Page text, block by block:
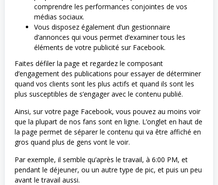
comprendre les performances conjointes de vos
médias sociaux.
Vous disposez également d’un gestionnaire
d’annonces qui vous permet d’examiner tous les
éléments de votre publicité sur Facebook.
Faites défiler la page et regardez le composant
d’engagement des publications pour essayer de déterminer
quand vos clients sont les plus actifs et quand ils sont les
plus susceptibles de s’engager avec le contenu publié.
Ainsi, sur votre page Facebook, vous pouvez au moins voir
que la plupart de nos fans sont en ligne. L’onglet en haut de
la page permet de séparer le contenu qui va être affiché en
gros quand plus de gens vont le voir.
Par exemple, il semble qu’après le travail, à 6:00 PM, et
pendant le déjeuner, ou un autre type de pic, et puis un peu
avant le travail aussi.